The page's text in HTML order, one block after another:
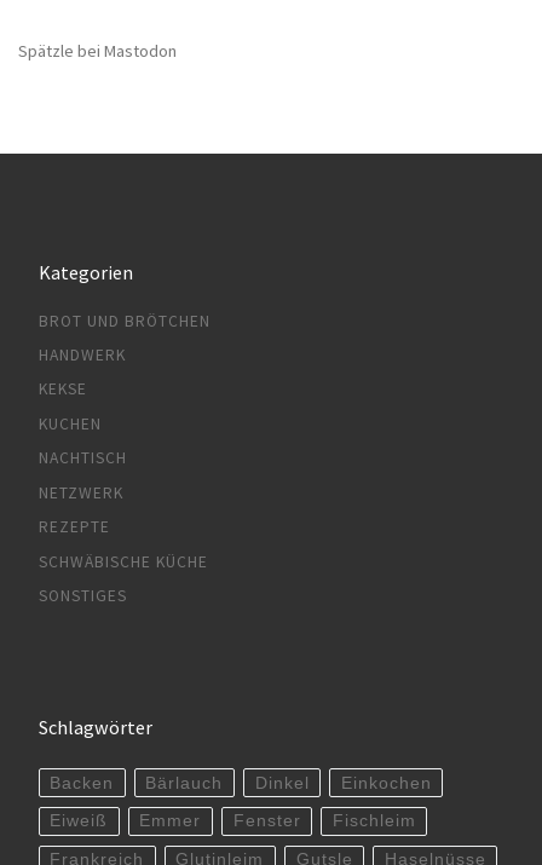
Spätzle bei Mastodon
Kategorien
BROT UND BRÖTCHEN
HANDWERK
KEKSE
KUCHEN
NACHTISCH
NETZWERK
REZEPTE
SCHWÄBISCHE KÜCHE
SONSTIGES
Schlagwörter
Backen Bärlauch Dinkel Einkochen
Eiweiß Emmer Fenster Fischleim
Frankreich Glutinleim Gutsle Haselnüsse